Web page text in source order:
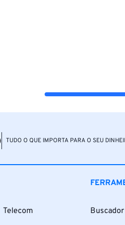
TUDO O QUE IMPORTA PARA O SEU
Telecom